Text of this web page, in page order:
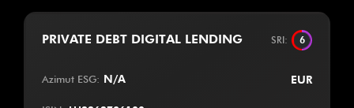
PRIVATE DEBT DIGITAL LENDING SRI: 6
Azimut ESG: N/A EUR